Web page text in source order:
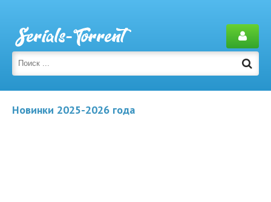
Новинки 2025-2026 года